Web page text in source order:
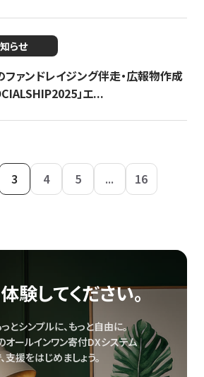
らせ
ァンドレイジング伴走・広報物作成
」エ...
3 4 5 ... 16
験してください。
とシンプルに、もっと自由に。
ールインワン寄付DXシステム
支援をはじめましょう。